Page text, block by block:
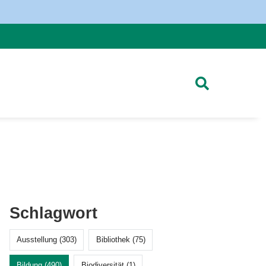
Schlagwort
Ausstellung (303) Bibliothek (75)